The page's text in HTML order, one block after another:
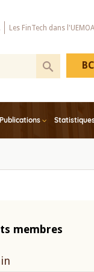
Les FinTech dans l'UEMOA
Publications
membres